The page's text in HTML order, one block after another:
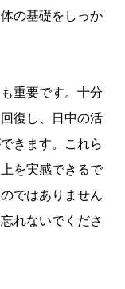
の基礎をしっか
重要です。十分
復し、日中の活
きます。これら
を実感できるで
ではありません
れないでくださ